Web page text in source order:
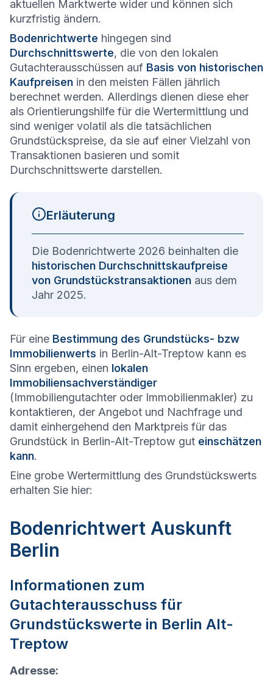
aktuellen Marktwerte wider und können sich
kurzfristig ändern.
Bodenrichtwerte hingegen sind
Durchschnittswerte, die von den lokalen
Gutachterausschüssen auf Basis von historischen
Kaufpreisen in den meisten Fällen jährlich
berechnet werden. Allerdings dienen diese eher
als Orientierungshilfe für die Wertermittlung und
sind weniger volatil als die tatsächlichen
Grundstückspreise, da sie auf einer Vielzahl von
Transaktionen basieren und somit
Durchschnittswerte darstellen.
Erläuterung
Die Bodenrichtwerte 2026 beinhalten die
historischen Durchschnittskaufpreise
von Grundstückstransaktionen aus dem
Jahr 2025.
Für eine Bestimmung des Grundstücks- bzw
Immobilienwerts in Berlin-Alt-Treptow kann es
Sinn ergeben, einen lokalen
Immobiliensachverständiger
(Immobiliengutachter oder Immobilienmakler) zu
kontaktieren, der Angebot und Nachfrage und
damit einhergehend den Marktpreis für das
Grundstück in Berlin-Alt-Treptow gut einschätzen
kann.
Eine grobe Wertermittlung des Grundstückswerts
erhalten Sie hier:
Bodenrichtwert Auskunft
Berlin
Informationen zum
Gutachterausschuss für
Grundstückswerte in Berlin Alt-
Treptow
Adresse: